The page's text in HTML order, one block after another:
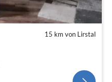
15 km von Lirstal